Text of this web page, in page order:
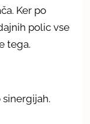
Ker po
polic vse
tega.